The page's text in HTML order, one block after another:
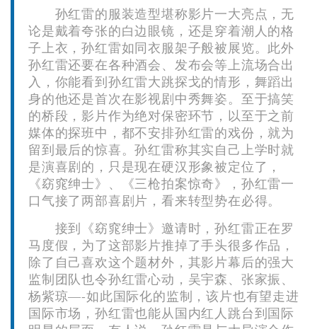
孙红雷的服装造型堪称影片一大亮点，无
论是戴着夸张的白边眼镜，还是穿着潮人的格
子上衣，孙红雷如同衣服架子般被展览。此外
孙红雷还要在各种酒会、发布会等上流场合出
入，你能看到孙红雷大跳探戈的情形，舞蹈出
身的他还是首次在影视剧中秀舞姿。至于搞笑
的桥段，影片作为绝对保密环节，以至于之前
媒体的探班中，都不安排孙红雷的戏份，就为
留到最后的惊喜。孙红雷称其实自己上学时就
是演喜剧的，只是现在硬汉形象被定位了，
《窈窕绅士》、《三枪拍案惊奇》，孙红雷一
口气接了两部喜剧片，看来转型势在必得。
接到《窈窕绅士》邀请时，孙红雷正在罗
马度假，为了这部影片推掉了手头很多作品，
除了自己喜欢这个题材外，其影片幕后的强大
监制团队也令孙红雷心动，吴宇森、张家振、
杨紫琼—-如此国际化的监制，该片也有望走进
国际市场，孙红雷也能从国内红人跳台到国际